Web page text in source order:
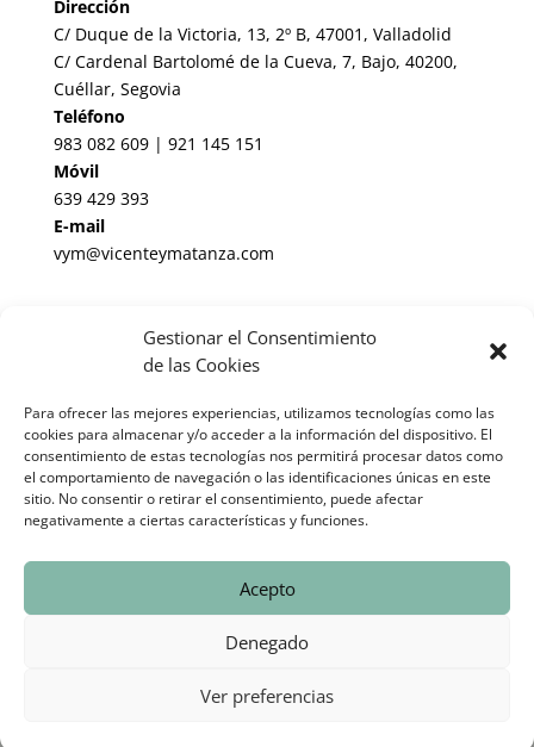
Gestionar el Consentimiento
de las Cookies
Para ofrecer las mejores experiencias, utilizamos tecnologías como las
cookies para almacenar y/o acceder a la información del dispositivo. El
consentimiento de estas tecnologías nos permitirá procesar datos como
el comportamiento de navegación o las identificaciones únicas en este
sitio. No consentir o retirar el consentimiento, puede afectar
negativamente a ciertas características y funciones.
Acepto
Denegado
Ver preferencias
Dirección
C/ Duque de la Victoria, 13, 2º B, 47001, Valladolid
C/ Cardenal Bartolomé de la Cueva, 7, Bajo, 40200,
Cuéllar, Segovia
Teléfono
983 082 609 | 921 145 151
Móvil
639 429 393
E-mail
vym@vicenteymatanza.com
Noticias Jurídicas
BOP de Valladolid
BOE
Informes periciales cláusula suelo España
© 2025 Vicente & Matanza Abogados-Asesores |
Eweb Diseño y Posicionamiento